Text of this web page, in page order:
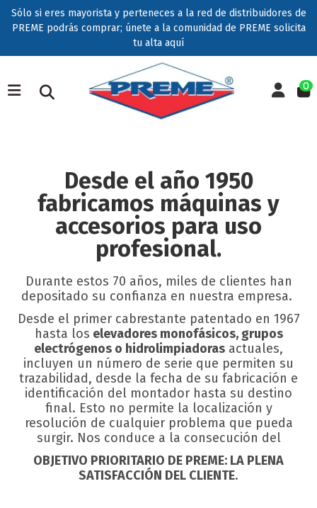
Sólo si eres mayorista y perteneces a la red de distribuidores de
PREME podrás comprar; únete a la comunidad de PREME solicita
tu alta aquí
0
Desde el año 1950
fabricamos máquinas y
accesorios para uso
profesional.
Durante estos 70 años, miles de clientes han
depositado su confianza en nuestra empresa.
Desde el primer cabrestante patentado en 1967
hasta los elevadores monofásicos, grupos
electrógenos o hidrolimpiadoras actuales,
incluyen un número de serie que permiten su
trazabilidad, desde la fecha de su fabricación e
identificación del montador hasta su destino
final. Esto no permite la localización y
resolución de cualquier problema que pueda
surgir. Nos conduce a la consecución del
OBJETIVO PRIORITARIO DE PREME: LA PLENA
SATISFACCIÓN DEL CLIENTE.